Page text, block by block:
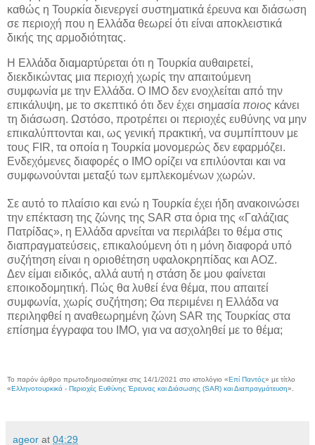
καθώς η Τουρκία διενεργεί συστηματικά έρευνα και διάσωση
σε περιοχή που η Ελλάδα θεωρεί ότι είναι αποκλειστικά
δικής της αρμοδιότητας.
Η Ελλάδα διαμαρτύρεται ότι η Τουρκία αυθαιρετεί,
διεκδικώντας μια περιοχή χωρίς την απαιτούμενη
συμφωνία με την Ελλάδα. Ο IMO δεν ενοχλείται από την
επικάλυψη, με το σκεπτικό ότι δεν έχει σημασία ποιος κάνει
τη διάσωση. Ωστόσο, προτρέπει οι περιοχές ευθύνης να μην
επικαλύπτονται και, ως γενική πρακτική, να συμπίπτουν με
τους FIR, τα οποία η Τουρκία μονομερώς δεν εφαρμόζει.
Ενδεχόμενες διαφορές ο IMO ορίζει να επιλύονται και να
συμφωνούνται μεταξύ των εμπλεκομένων χωρών.
Σε αυτό το πλαίσιο και ενώ η Τουρκία έχει ήδη ανακοινώσει
την επέκταση της ζώνης της SAR στα όρια της «Γαλάζιας
Πατρίδας», η Ελλάδα αρνείται να περιλάβει το θέμα στις
διαπραγματεύσεις, επικαλούμενη ότι η μόνη διαφορά υπό
συζήτηση είναι η οριοθέτηση υφαλοκρηπίδας και ΑΟΖ.
Δεν είμαι ειδικός, αλλά αυτή η στάση δε μου φαίνεται
εποικοδομητική. Πώς θα λυθεί ένα θέμα, που απαιτεί
συμφωνία, χωρίς συζήτηση; Θα περιμένει η Ελλάδα να
περιληφθεί η αναθεωρημένη ζώνη SAR της Τουρκίας στα
επίσημα έγγραφα του IMO, για να ασχοληθεί με το θέμα;
Το παρόν άρθρο πρωτοδημοσιεύτηκε στις 14/1/2021 στο ιστολόγιο «Επί Παντός» με τίτλο
«Ελληνοτουρκικά - Περιοχές Ευθύνης Έρευνας και Διάσωσης (SAR) και Διαπραγμάτευση».
ageor at 04:29